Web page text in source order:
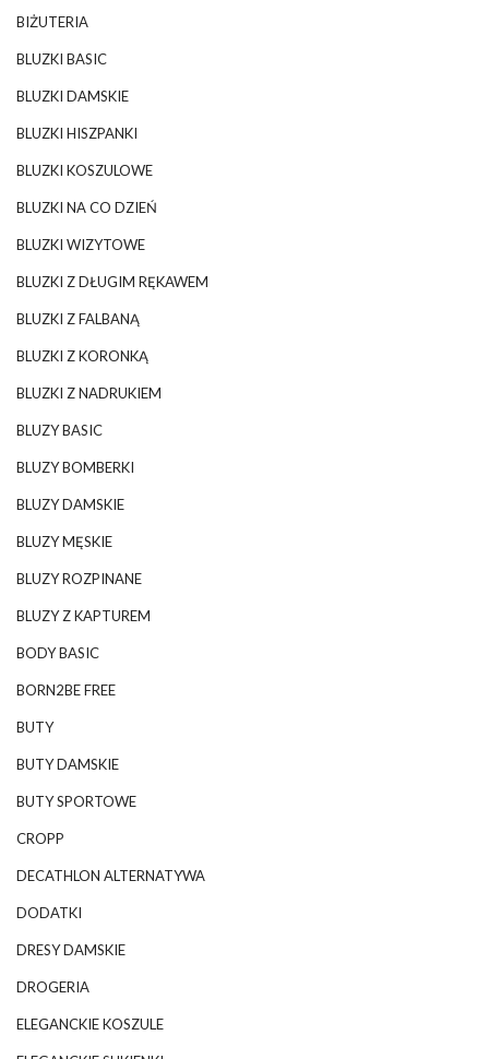
BIŻUTERIA
BLUZKI BASIC
BLUZKI DAMSKIE
BLUZKI HISZPANKI
BLUZKI KOSZULOWE
BLUZKI NA CO DZIEŃ
BLUZKI WIZYTOWE
BLUZKI Z DŁUGIM RĘKAWEM
BLUZKI Z FALBANĄ
BLUZKI Z KORONKĄ
BLUZKI Z NADRUKIEM
BLUZY BASIC
BLUZY BOMBERKI
BLUZY DAMSKIE
BLUZY MĘSKIE
BLUZY ROZPINANE
BLUZY Z KAPTUREM
BODY BASIC
BORN2BE FREE
BUTY
BUTY DAMSKIE
BUTY SPORTOWE
CROPP
DECATHLON ALTERNATYWA
DODATKI
DRESY DAMSKIE
DROGERIA
ELEGANCKIE KOSZULE